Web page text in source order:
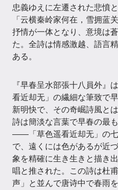
忠義ゆえに左遷された悲憤
「云横秦岭家何在，雪拥蓝
抒情が一体となり、意境は
た。全詩は情感激越、語言
ある。
『早春呈水部張十八員外』
看近却无」の繊細な筆致で
新明快で、その奇崛詩風と
詩は簡淡な言葉で早春の最
——「草色遥看近却无」の
で、遠くには色があるが近
象を精確に生き生きと描き
唱と推された。この詩は杜
声」と並んで唐诗中で春雨